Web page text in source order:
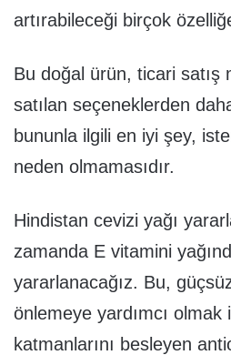
artırabileceği birçok
Bu doğal ürün, ticari satış
satılan seçeneklerden
bununla ilgili en iyi şey,
neden olmamasıdır.
Hindistan cevizi yağı
zamanda E vitamini
yararlanacağız. Bu,
önlemeye yardımcı
katmanlarını besleyen